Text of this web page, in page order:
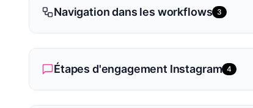
Navigation dans les workflows 3
Étapes d'engagement Instagram 4